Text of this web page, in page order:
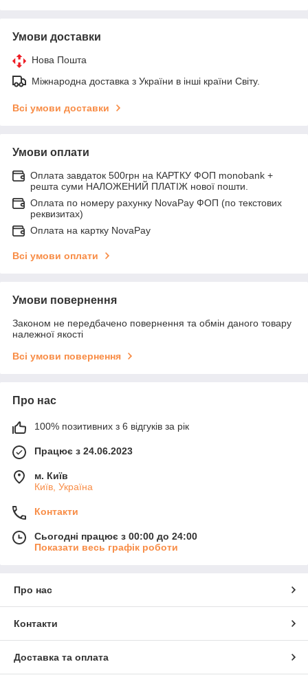
Умови доставки
Нова Пошта
Міжнародна доставка з України в інші країни Світу.
Всі умови доставки
Умови оплати
Оплата завдаток 500грн на КАРТКУ ФОП monobank +
решта суми НАЛОЖЕНИЙ ПЛАТІЖ нової пошти.
Оплата по номеру рахунку NovaPay ФОП (по текстових
реквизитах)
Оплата на картку NovaPay
Всі умови оплати
Умови повернення
Законом не передбачено повернення та обмін даного товару
належної якості
Всі умови повернення
Про нас
100% позитивних з 6 відгуків за рік
Працює з 24.06.2023
м. Київ
Київ, Україна
Контакти
Сьогодні працює з 00:00 до 24:00
Показати весь графік роботи
Про нас
Контакти
Доставка та оплата